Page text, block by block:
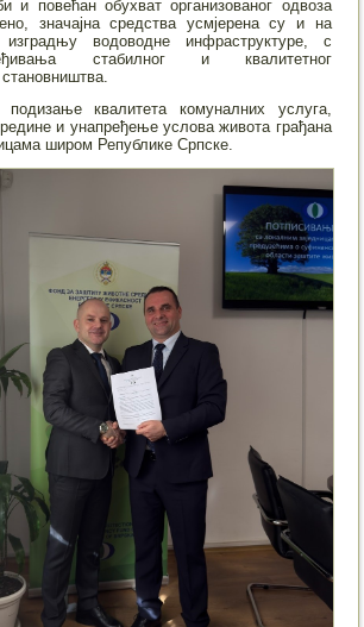
и повећан обухват организованог одвоза
значајна средства усмјерена су и на
изградњу водоводне инфраструктуре, с
стабилног и квалитетног
квалитета комуналних услуга,
и унапређење услова живота грађана
широм Републике Српске.